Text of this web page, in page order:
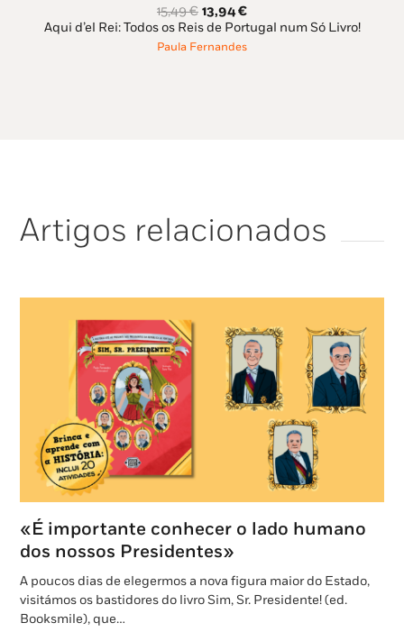
15,49€ O
preço
original
13,94€O
preço
atual
Aqui d’el Rei: Todos os Reis de Portugal num Só Livro!
Paula Fernandes
Artigos relacionados
«É importante conhecer o lado humano
dos nossos Presidentes»
A poucos dias de elegermos a nova figura maior do Estado,
visitámos os bastidores do livro Sim, Sr. Presidente! (ed.
Booksmile), que…